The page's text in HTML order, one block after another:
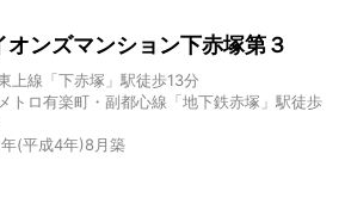
オンズマンション下赤塚第３
上線「下赤塚」駅徒歩13分
トロ有楽町・副都心線「地下鉄赤塚」駅徒歩
(平成4年)8月築